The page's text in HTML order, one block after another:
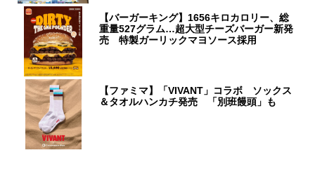
【バーガーキング】1656キロカロリー、総
重量527グラム…超大型チーズバーガー新発
売 特製ガーリックマヨソース採用
【ファミマ】「VIVANT」コラボ ソックス
＆タオルハンカチ発売 「別班饅頭」も